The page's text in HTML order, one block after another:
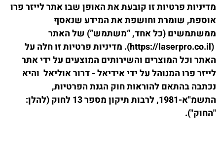
מדיניות פרטיות זו קובעת את האופן שבו אתר לייזר פרו
אוספת, שומרת וחושפת את המידע שנאסף
ממשתמשים (כל אחד, “משתמש”) של האתר
(https://laserpro.co.il). מדיניות פרטיות זו חלה על
האתר וכל המוצרים והשירותים המוצעים על ידי אתר
לייזר פרו המנוהל על ידי אידיאל - דרור אוליאל והיא
נכתבה בהתאם להוראות חוק הגנת הפרטיות,
התשמ"א-1981, לרבות תיקון מספר 13 לחוק (להלן:
"החוק").